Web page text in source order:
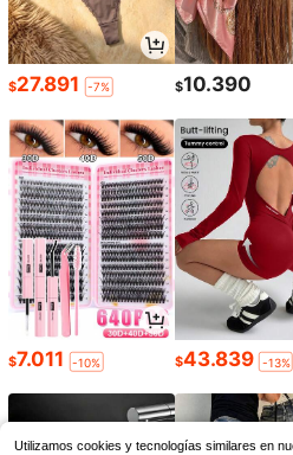
$27.891 -7% $10.390
$7.011 -10% $43.839 -13%
Utilizamos cookies y tecnologías similares en